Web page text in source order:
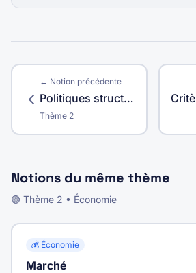
← Notion précédente
Politiques structurelles
Thème 2
Notions du même thème
🟢 Thème 2 • Économie
💰 Économie
Marché